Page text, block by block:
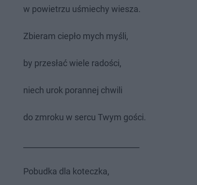
w powietrzu uśmiechy wiesza.
Zbieram ciepło mych myśli,
by przesłać wiele radości,
niech urok porannej chwili
do zmroku w sercu Twym gości.
Pobudka dla koteczka,